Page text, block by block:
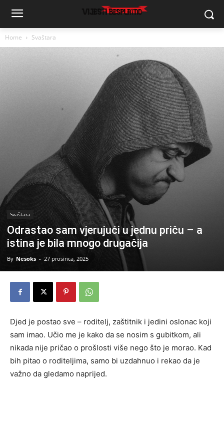
Home Svaštara
Svaštara
Odrastao sam vjerujući u jednu priču – a
istina je bila mnogo drugačija
By Nesoks - 27 prosinca, 2025
Djed je postao sve – roditelj, zaštitnik i jedini oslonac koji
sam imao. Učio me je kako da se nosim s gubitkom, ali
nikada nije pričao o prošlosti više nego što je morao. Kad
bih pitao o roditeljima, samo bi uzdahnuo i rekao da je
važno da gledamo naprijed.